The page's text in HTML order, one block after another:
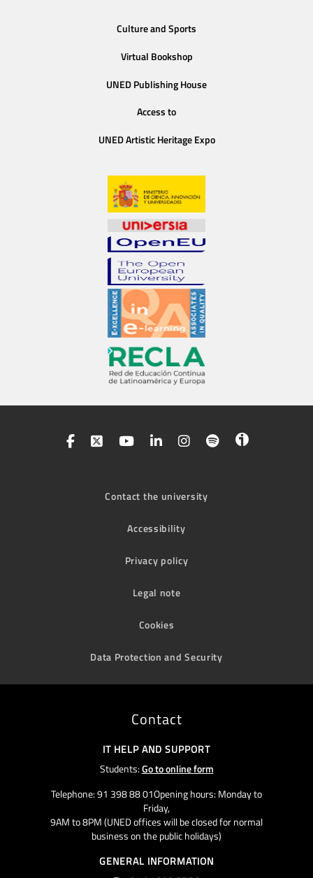
Culture and Sports
Virtual Bookshop
UNED Publishing House
Access to
UNED Artistic Heritage Expo
Contact the university
Accessibility
Privacy policy
Legal note
Cookies
Data Protection and Security
Contact
IT HELP AND SUPPORT
Students:Go to online form
Telephone: 91 398 88 01Opening hours: Monday to
Friday,
9AM to 8PM (UNED offices will be closed for normal
business on the public holidays)
GENERAL INFORMATION